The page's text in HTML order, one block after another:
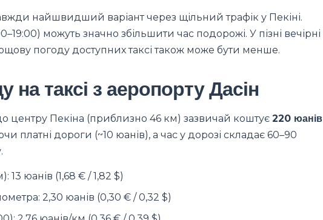
найшвидший варіант через щільний трафік у Пекіні.
можуть значно збільшити час подорожі. У пізні вечірні
погоду доступних таксі також може бути менше.
на таксі з аеропорту Дасін
центру Пекіна (приблизно 46 км) зазвичай коштує 220 юанів
платні дороги (~10 юанів), а час у дорозі складає 60–90
13 юанів (1,68 € / 1,82 $)
2,30 юанів (0,30 € / 0,32 $)